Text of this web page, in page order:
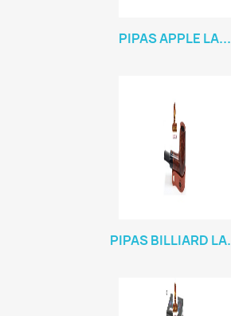
PIPAS APPLE LA...
PIPAS BILLIARD